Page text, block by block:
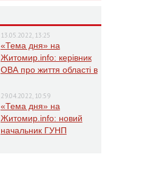
13.05.2022, 13:25
«Тема дня» на
Житомир.info: керівник
ОВА про життя області в
29.04.2022, 10:59
«Тема дня» на
Житомир.info: новий
начальник ГУНП